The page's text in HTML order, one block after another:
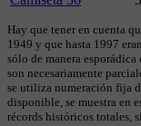
Hay que tener en cuenta
1949 y que hasta 1997
sólo de manera
son necesariamente
se utiliza numeración fija
disponible, se muestra en
récords históricos totales,